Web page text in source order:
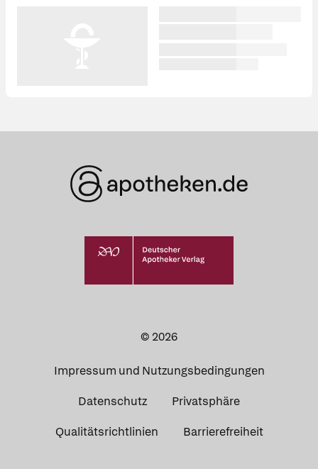
© 2026
Impressum und Nutzungsbedingungen
Datenschutz Privatsphäre
Qualitätsrichtlinien Barrierefreiheit